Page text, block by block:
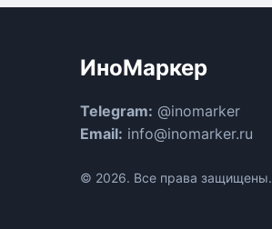
ИноМаркер
Telegram: @inomarker
Email: info@inomarker.ru
© 2026. Все права защищены.